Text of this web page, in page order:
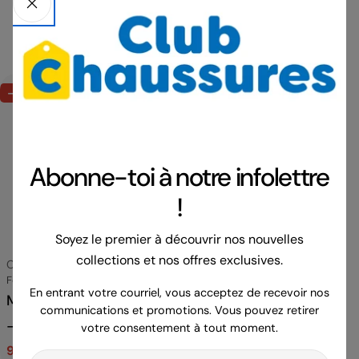
Tout Voir
-20%
Fournisseur:
Clarks
Catégorie
Femmes
Maelynn abby - Bleu
- #18B-211
Prix
91.97 $
Prix
114.99 $
-20%
Fournisseur:
Clarks
Maelynn abby - Or -
#18B-211
Prix
91.97 $
Prix
114.99 $
-20%
Prix
55.97
Prix
Abonne-toi à notre infolettre
!
Soyez le premier à découvrir nos nouvelles
collections et nos offres exclusives.
En entrant votre courriel, vous acceptez de recevoir nos
communications et promotions. Vous pouvez retirer
votre consentement à tout moment.